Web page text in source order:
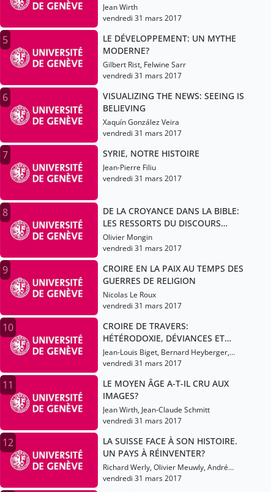
Jean Wirth
vendredi 31 mars 2017
5
LE DÉVELOPPEMENT: UN MYTHE
MODERNE?
Gilbert Rist, Felwine Sarr
vendredi 31 mars 2017
6
VISUALIZING THE NEWS: SEEING IS
BELIEVING
Xaquín González Veira
vendredi 31 mars 2017
7 SYRIE, NOTRE HISTOIRE
Jean-Pierre Filiu
vendredi 31 mars 2017
8
DE LA CROYANCE DANS LA BIBLE:
LES RESSORTS DU DISCOURS
PROPHÉTIQUE
Olivier Mongin
vendredi 31 mars 2017
9
CROIRE EN LA PAIX AU TEMPS DES
GUERRES DE RELIGION
Nicolas Le Roux
vendredi 31 mars 2017
10
CROIRE DE TRAVERS:
HÉTÉRODOXIE, DÉVIANCES ET
HÉRÉSIES DANS LE CHRISTIANISME
ET L’ISLAM
Jean-Louis Biget, Bernard Heyberger,
Gabriel Martinez-Gros
vendredi 31 mars 2017
11
LE MOYEN ÂGE A-T-IL CRU AUX
IMAGES?
Jean Wirth, Jean-Claude Schmitt
vendredi 31 mars 2017
12
LA SUISSE FACE À SON HISTOIRE.
UN PAYS À RÉINVENTER?
Richard Werly, Olivier Meuwly, André
Crettenand
vendredi 31 mars 2017